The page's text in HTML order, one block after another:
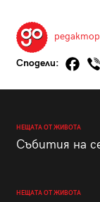
Сподели:
НЕЩАТА ОТ ЖИВОТА
Събития на
НЕЩАТА ОТ ЖИВОТА